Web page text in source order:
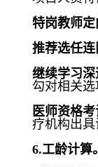
特岗教师定
推荐选任连
继续学习深
勾对相关
医师资格考
疗机构出
6.工龄计算。